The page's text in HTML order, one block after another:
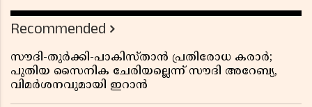
Recommended
സൗദി-തുർക്കി-പാകിസ്താൻ പ്രതിരോധ കരാർ;
പുതിയ സൈനിക ചേരിയല്ലെന്ന് സൗദി അറേബ്യ,
വിമർശനവുമായി ഇറാൻ